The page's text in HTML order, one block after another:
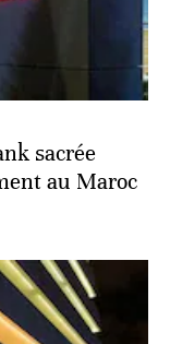
sacrée
au Maroc